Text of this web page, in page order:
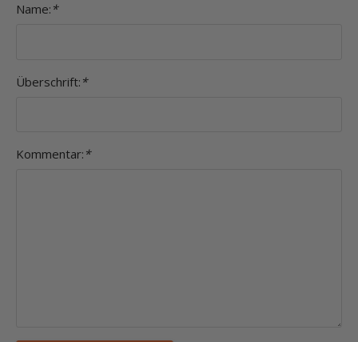
Name: *
Überschrift: *
Kommentar: *